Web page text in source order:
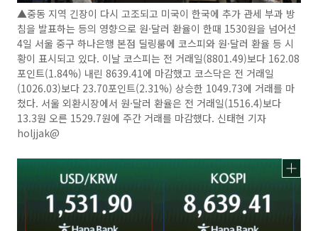
▲중동 지역 긴장이 다시 고조되고 미국이 한국에 추가 관세 부과 방
침을 발표하는 등의 영향으로 원·달러 환율이 한때 1530원을 넘어선
4일 서울 중구 하나은행 본점 딜링룸에 코스피와 원·달러 환율 등 시
황이 표시되고 있다. 이날 코스피는 전 거래일(8801.49)보다 162.08
포인트(1.84%) 내린 8639.41에 마감했고 코스닥은 전 거래일
(1026.03)보다 23.70포인트(2.31%) 상승한 1049.73에 거래를 마
쳤다. 서울 외환시장에서 원·달러 환율은 전 거래일(1516.4)보다
13.3원 오른 1529.7원에 주간 거래를 마감했다. 신태현 기자
holjjak@